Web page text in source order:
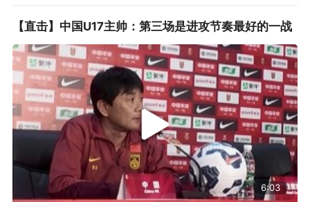
【直击】中国U17主帅：第三场是进攻节奏最好的一战
6:03